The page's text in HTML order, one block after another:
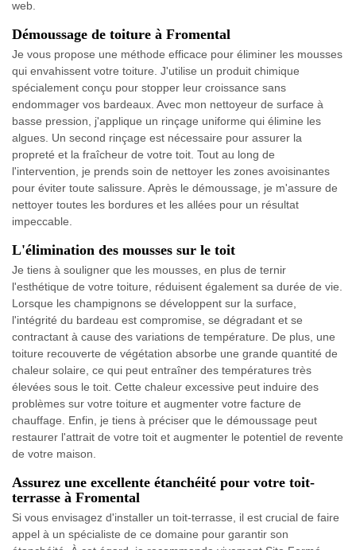
web.
Démoussage de toiture à Fromental
Je vous propose une méthode efficace pour éliminer les mousses
qui envahissent votre toiture. J'utilise un produit chimique
spécialement conçu pour stopper leur croissance sans
endommager vos bardeaux. Avec mon nettoyeur de surface à
basse pression, j'applique un rinçage uniforme qui élimine les
algues. Un second rinçage est nécessaire pour assurer la
propreté et la fraîcheur de votre toit. Tout au long de
l'intervention, je prends soin de nettoyer les zones avoisinantes
pour éviter toute salissure. Après le démoussage, je m'assure de
nettoyer toutes les bordures et les allées pour un résultat
impeccable.
L'élimination des mousses sur le toit
Je tiens à souligner que les mousses, en plus de ternir
l'esthétique de votre toiture, réduisent également sa durée de vie.
Lorsque les champignons se développent sur la surface,
l'intégrité du bardeau est compromise, se dégradant et se
contractant à cause des variations de température. De plus, une
toiture recouverte de végétation absorbe une grande quantité de
chaleur solaire, ce qui peut entraîner des températures très
élevées sous le toit. Cette chaleur excessive peut induire des
problèmes sur votre toiture et augmenter votre facture de
chauffage. Enfin, je tiens à préciser que le démoussage peut
restaurer l'attrait de votre toit et augmenter le potentiel de revente
de votre maison.
Assurez une excellente étanchéité pour votre toit-
terrasse à Fromental
Si vous envisagez d'installer un toit-terrasse, il est crucial de faire
appel à un spécialiste de ce domaine pour garantir son